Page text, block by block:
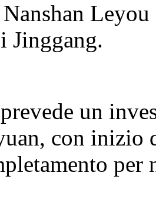
Jinggang.
un
con inizio
per